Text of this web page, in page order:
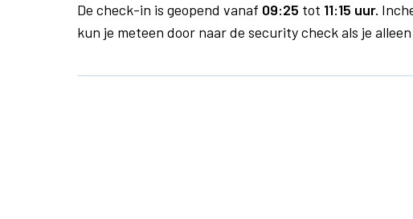
De check-in is geopend vanaf 09:25 tot 11:15 uur.
kun je meteen door naar de security check als je